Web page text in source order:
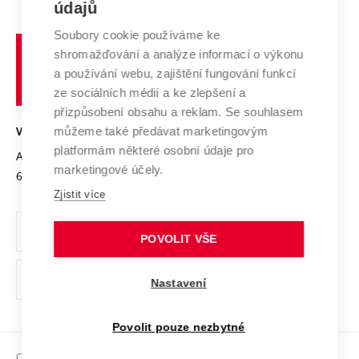
E-přihláška
Systém zajišťování kvality výzkumu
Výzkumné infrastruktury
Transfer znalostí
Open Science
Projekty
Projekty ze strukturálních fondů
Specifický výzkum
Zahraniční spolupráce
Spolupráce se školami
Služby univerzity
Mezinárodní dohody
Univerzitní sítě
Profil univerzity
Udržitelná univerzita
Podnikavá univerzita / ContriBUTe
Bezpečná univerzita
Vyznamenání
Organizační struktura
Ochrana osobních údajů
odkaz)
učení
technické
VYSOKÉ UČENÍ TECHNICKÉ V BRNĚ
Antonínská 548/1
602 00 Brno
www.vut.cz
vut@vutbr.cz
údajů
Soubory cookie používáme ke
shromažďování a analýze informací o výkonu
a používání webu, zajištění fungování funkcí
ze sociálních médií a ke zlepšení a
přizpůsobení obsahu a reklam. Se souhlasem
můžeme také předávat marketingovým
platformám některé osobní údaje pro
marketingové účely.
Zjistit více
POVOLIT VŠE
Nastavení
Povolit pouze nezbytné